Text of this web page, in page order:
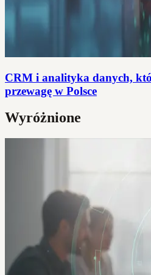
CRM i analityka danych,
przewagę w Polsce
Wyróżnione